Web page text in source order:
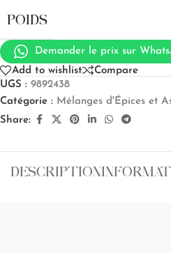
POIDS
Demander le prix sur
Add to wishlist
Compare
UGS : 9892438
Catégorie : Mélanges d'Épices et
Share:
DESCRIPTION